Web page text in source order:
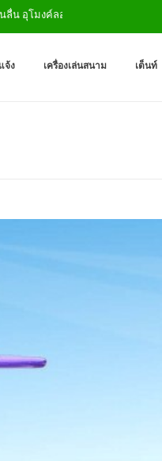
งค์ลอด
รื่องออกกำลังกายกลางแจ้
ลิตเครื่องออกกำลังกายกลางเเจ้ง
จ้ง เครื่องเล่นสนาม เต็นท์